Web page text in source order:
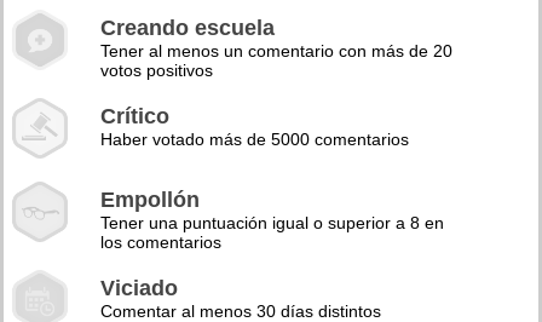
Creando escuela
Tener al menos un comentario con más de 20
votos positivos
Crítico
Haber votado más de 5000 comentarios
Empollón
Tener una puntuación igual o superior a 8 en
los comentarios
Viciado
Comentar al menos 30 días distintos